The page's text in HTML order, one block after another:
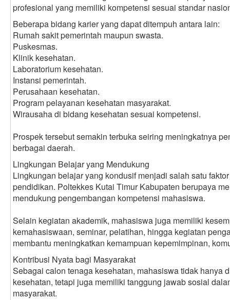
profesional yang memiliki kompetensi sesuai standar
Beberapa bidang karier yang dapat ditempuh antara lain:
Rumah sakit pemerintah maupun swasta.
Puskesmas.
Klinik kesehatan.
Laboratorium kesehatan.
Instansi pemerintah.
Perusahaan kesehatan.
Program pelayanan kesehatan masyarakat.
Wirausaha di bidang kesehatan sesuai kompetensi.
Prospek tersebut semakin terbuka seiring meningkatnya
berbagai daerah.
Lingkungan Belajar yang Mendukung
Lingkungan belajar yang kondusif menjadi salah satu
pendidikan. Poltekkes Kutai Timur Kabupaten berupaya
mendukung pengembangan kompetensi mahasiswa.
Selain kegiatan akademik, mahasiswa juga memiliki
kemahasiswaan, seminar, pelatihan, hingga kegiatan
membantu meningkatkan kemampuan kepemimpinan,
Kontribusi Nyata bagi Masyarakat
Sebagai calon tenaga kesehatan, mahasiswa tidak hanya
kesehatan, tetapi juga memiliki tanggung jawab sosial
masyarakat.